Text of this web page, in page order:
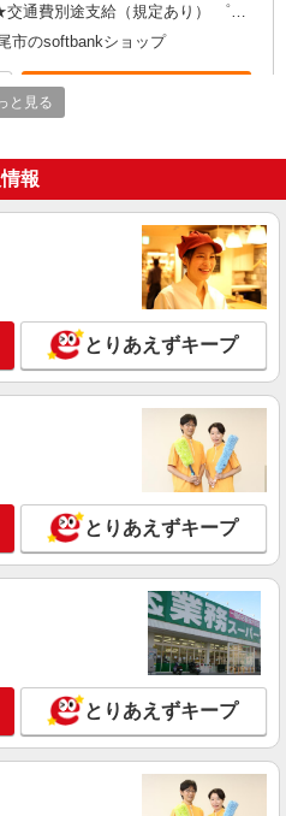
通費別途支給（規定あり） ゜
゜+゜・。○。・゜+゜ 入社祝い金10
センテ
可能（規程
○。・゜+゜・。○。・゜+゜
市のsoftbankショップ
ッフ【softbank】
円〜 ※別途インセンティブ、職能評
残業代支給 ★交通費別途支給（規定
有) ★月2回払い・週払い
★ ゜・。○。・゜+゜・。○。・゜
詳細を見る
人気機種に詳しくなれる携帯販
〜1600円（経験・能力による） ※残
費別途支給（規定あり） ゜
+゜・。○。・゜+゜ 入社祝い金10
インセンテ
可能（規程
。・゜+゜・。○。・゜+゜
市の携帯ショップ
詳細を見る
種に詳しくなれる携帯販売
円〜 別途：［1］資格手当（最
交通費 ［3］賞与あり ※残業代支
○。・゜+゜ 入社祝い金10万円支
と見る
報
とりあえずキープ
とりあえずキープ
とりあえずキープ